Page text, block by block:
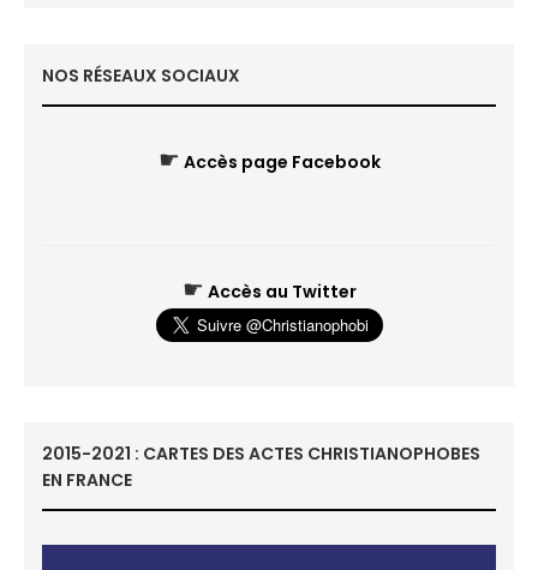
NOS RÉSEAUX SOCIAUX
☛ Accès page Facebook
☛ Accès au Twitter
2015-2021 : CARTES DES ACTES CHRISTIANOPHOBES
EN FRANCE